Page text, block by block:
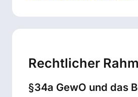
Rechtlicher
§34a GewO und das